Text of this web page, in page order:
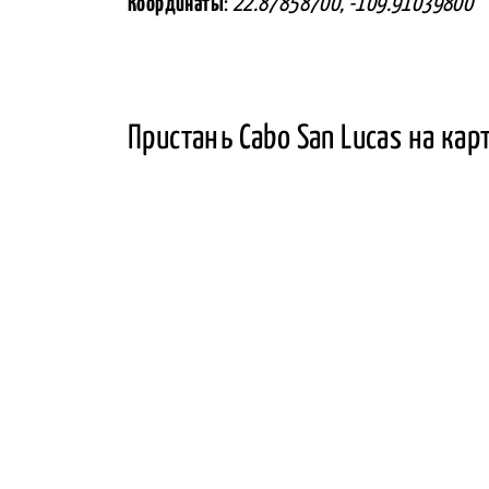
Пристань Cabo San Lucas на